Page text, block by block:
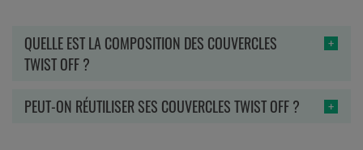
QUELLE EST LA COMPOSITION DES COUVERCLES
TWIST OFF ?
PEUT-ON RÉUTILISER SES COUVERCLES TWIST OFF ?